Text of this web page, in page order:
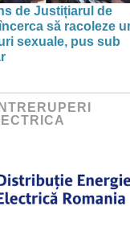
de Justițiarul de
să racoleze
sexuale, pus sub